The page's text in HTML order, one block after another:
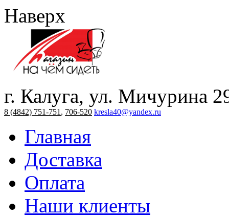
Наверх
г. Калуга, ул. Мичурина
8 (4842) 751-751 , 706-520 kresla40@yandex.ru
Главная
Доставка
Оплата
Наши клиенты